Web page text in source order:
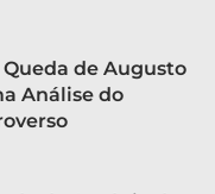
Queda de Augusto
Análise do